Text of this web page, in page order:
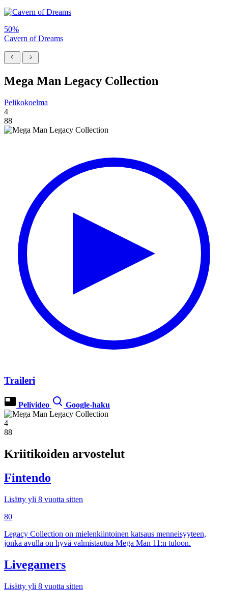
50%
Cavern of Dreams
Mega Man Legacy Collection
Pelikokoelma
4
88
Traileri
Pelivideo Google-haku
4
88
Kriitikoiden arvostelut
Fintendo
Lisätty yli 8 vuotta sitten
80
Legacy Collection on mielenkiintoinen katsaus menneisyyteen,
jonka avulla on hyvä valmistautua Mega Man 11:n tuloon.
Livegamers
Lisätty yli 8 vuotta sitten